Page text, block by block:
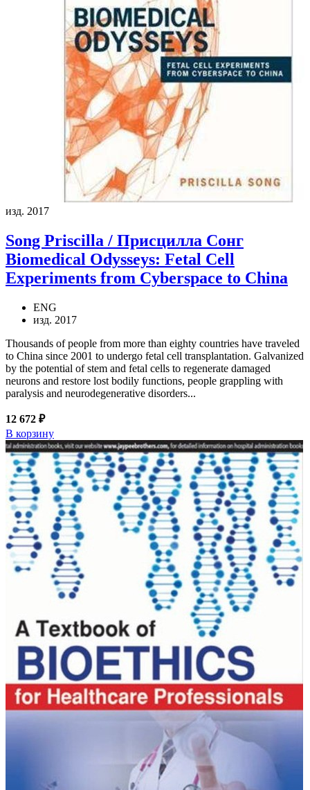
изд. 2017
Song Priscilla / Присцилла Сонг
Biomedical Odysseys: Fetal Cell
Experiments from Cyberspace to China
ENG
изд. 2017
Thousands of people from more than eighty countries have traveled
to China since 2001 to undergo fetal cell transplantation. Galvanized
by the potential of stem and fetal cells to regenerate damaged
neurons and restore lost bodily functions, people grappling with
paralysis and neurodegenerative disorders...
12 672 ₽
В корзину